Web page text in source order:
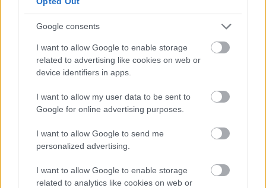
Google consents
I want to allow Google to enable storage
related to advertising like cookies on web or
device identifiers in apps.
I want to allow my user data to be sent to
Google for online advertising purposes.
I want to allow Google to send me
personalized advertising.
I want to allow Google to enable storage
related to analytics like cookies on web or
Látványos építési szakasz indult be a
Flórián téri felüljárón
AJÁNLJUK MÉG
Országos hírek